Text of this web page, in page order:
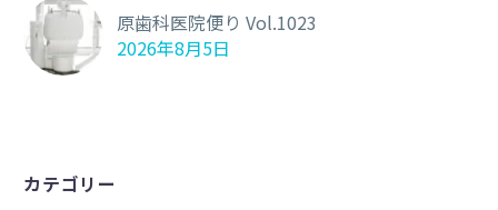
原歯科医院便り Vol.1023
2026年8月5日
カテゴリー